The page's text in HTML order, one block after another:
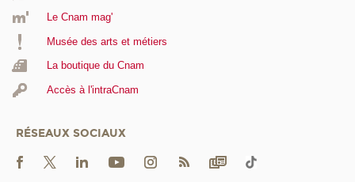
Le Cnam mag'
Musée des arts et métiers
La boutique du Cnam
Accès à l'intraCnam
RÉSEAUX SOCIAUX